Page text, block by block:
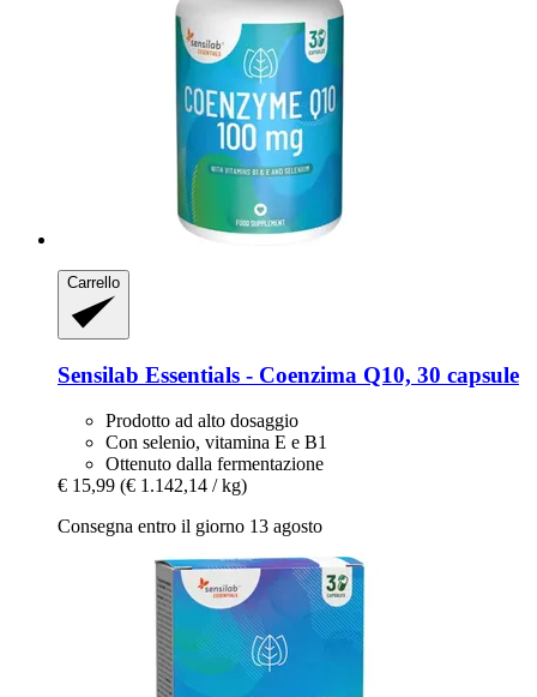
Carrello
Sensilab Essentials -​ Coenzima Q10, 30 capsule
Prodotto ad alto dosaggio
Con selenio, vitamina E e B1
Ottenuto dalla fermentazione
€ 15,99 (€ 1.142,14 / kg)
Consegna entro il giorno 13 agosto